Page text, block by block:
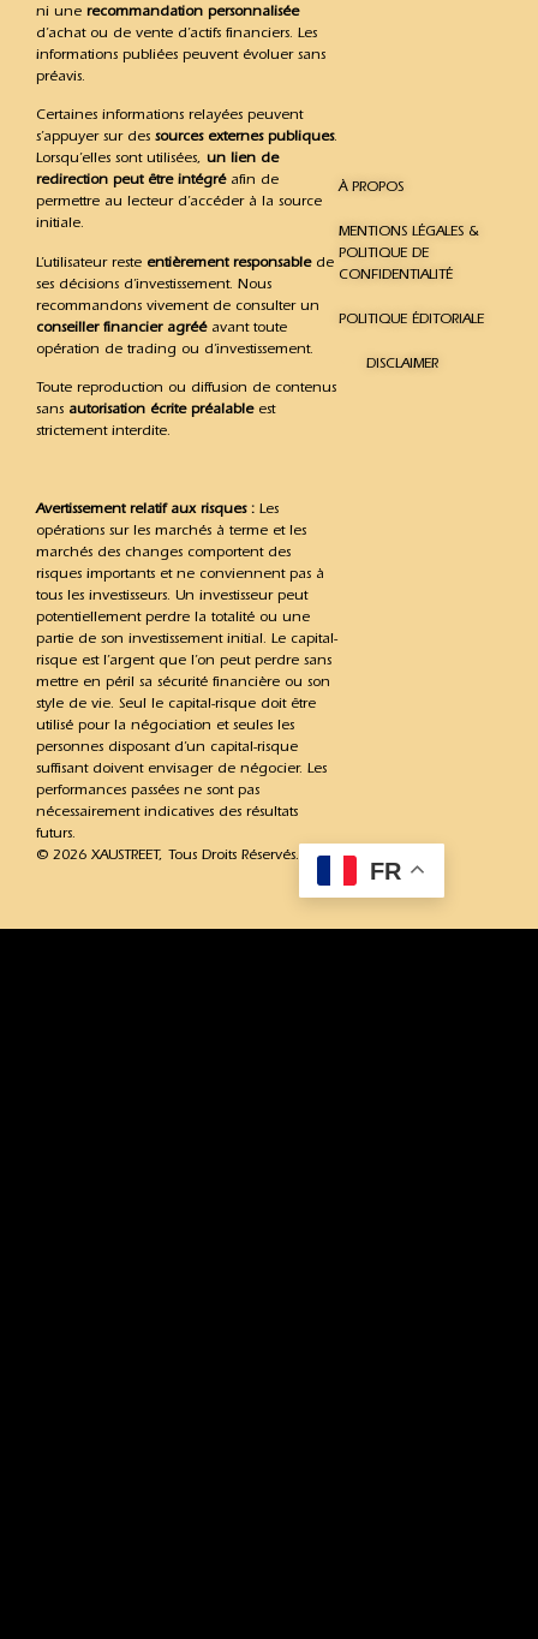
ni une recommandation personnalisée
d’achat ou de vente d’actifs financiers. Les
informations publiées peuvent évoluer sans
préavis.
Certaines informations relayées peuvent
s’appuyer sur des sources externes publiques.
Lorsqu’elles sont utilisées, un lien de
redirection peut être intégréafin de
permettre au lecteur d’accéder à la source
initiale.
L’utilisateur reste entièrement responsablede
ses décisions d’investissement. Nous
recommandons vivement de consulter un
conseiller financier agrééavant toute
opération de trading ou d’investissement.
Toute reproduction ou diffusion de contenus
sans autorisation écrite préalableest
strictement interdite.
Avertissement relatif aux risques : Les
opérations sur les marchés à terme et les
marchés des changes comportent des
risques importants et ne conviennent pas à
tous les investisseurs. Un investisseur peut
potentiellement perdre la totalité ou une
partie de son investissement initial. Le capital-
risque est l’argent que l’on peut perdre sans
mettre en péril sa sécurité financière ou son
style de vie. Seul le capital-risque doit être
utilisé pour la négociation et seules les
personnes disposant d’un capital-risque
suffisant doivent envisager de négocier. Les
performances passées ne sont pas
nécessairement indicatives des résultats
futurs.
À PROPOS
MENTIONS LÉGALES &
POLITIQUE DE
CONFIDENTIALITÉ
POLITIQUE ÉDITORIALE
DISCLAIMER
© 2026 XAUSTREET, Tous Droits Réservés.
FR